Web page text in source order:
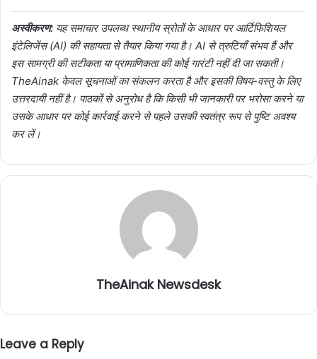
अस्वीकरण: यह समाचार उपलब्ध स्थानीय स्रोतों के आधार पर आर्टिफिशियल
इंटेलिजेंस (AI) की सहायता से तैयार किया गया है। AI से त्रुटियाँ संभव हैं और
इस सामग्री की सटीकता या प्रामाणिकता की कोई गारंटी नहीं दी जा सकती।
TheAinak केवल सूचनाओं का संकलन करता है और इसकी विषय-वस्तु के लिए
उत्तरदायी नहीं है। पाठकों से अनुरोध है कि किसी भी जानकारी पर भरोसा करने या
उसके आधार पर कोई कार्रवाई करने से पहले उसकी स्वतंत्र रूप से पुष्टि अवश्य
कर लें।
TheAinak Newsdesk
Leave a Reply